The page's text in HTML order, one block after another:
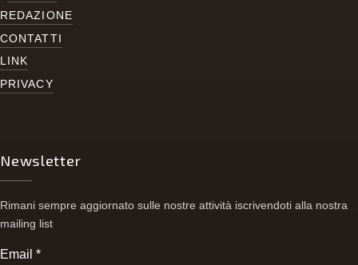
REDAZIONE
CONTATTI
LINK
PRIVACY
Newsletter
Rimani sempre aggiornato sulle nostre attività iscrivendoti alla nostra
mailing list
Email*